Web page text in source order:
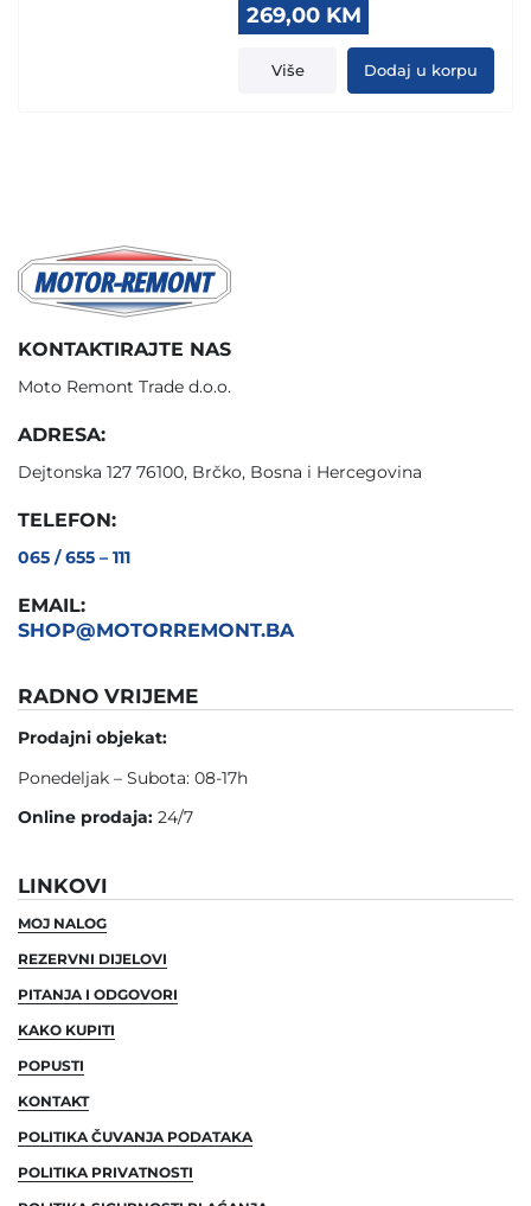
Original
price
was:
389,90 KM.
269,00 KM
price
is:
269,00 KM.
Više Dodaj u korpu
KONTAKTIRAJTE NAS
Moto Remont Trade d.o.o.
ADRESA:
Dejtonska 127 76100, Brčko, Bosna i Hercegovina
TELEFON:
065 / 655 – 111
EMAIL:
SHOP@MOTORREMONT.BA
RADNO VRIJEME
Prodajni objekat:
Ponedeljak – Subota: 08-17h
Online prodaja: 24/7
LINKOVI
MOJ NALOG
REZERVNI DIJELOVI
PITANJA I ODGOVORI
KAKO KUPITI
POPUSTI
KONTAKT
POLITIKA ČUVANJA PODATAKA
POLITIKA PRIVATNOSTI